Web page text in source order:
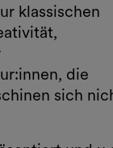
klassischen
die
sich